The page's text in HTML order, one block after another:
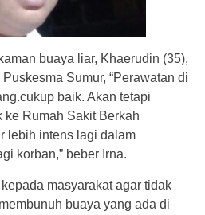
buaya liar, Khaerudin (35),
Sumur, “Perawatan di
baik. Akan tetapi
Rumah Sakit Berkah
lebih intens lagi dalam
korban,” beber Irna.
masyarakat agar tidak
buaya yang ada di